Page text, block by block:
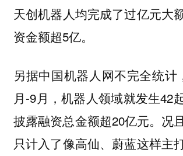
天创机器人均完成了过亿元大
资金额超5亿。
另据中国机器人网不完全统计
月-9月，机器人领域就发生42
披露融资总金额超20亿元。况
只计入了像高仙、蔚蓝这样主